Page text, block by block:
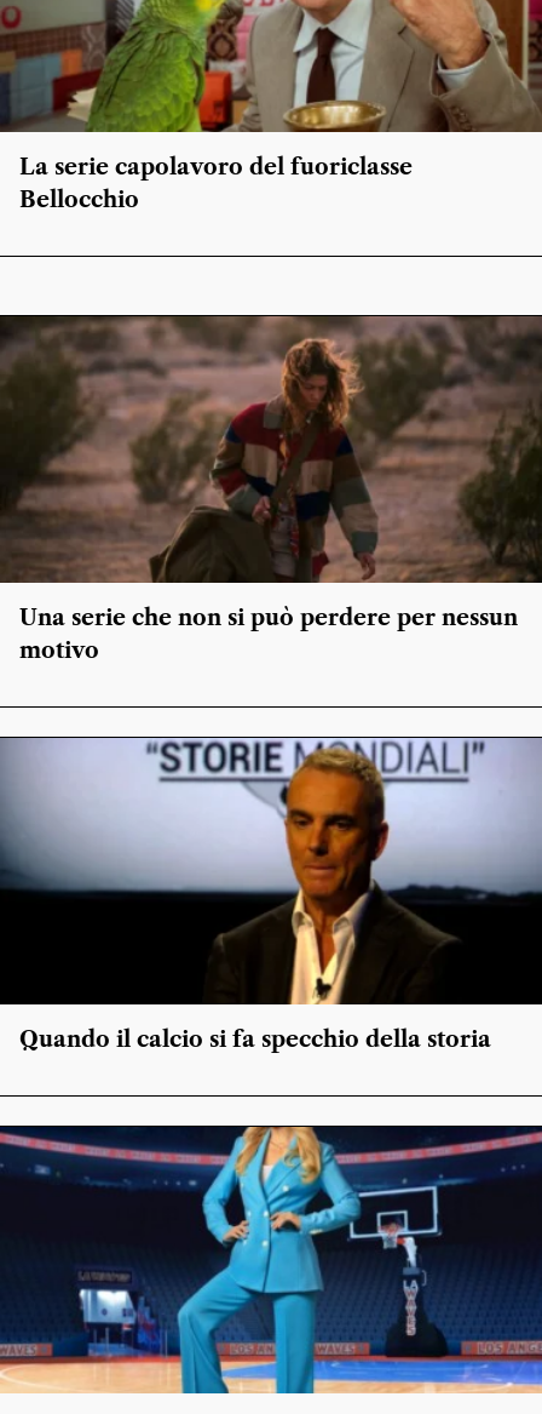
La serie capolavoro del fuoriclasse
Bellocchio
Una serie che non si può perdere per nessun
motivo
Quando il calcio si fa specchio della storia